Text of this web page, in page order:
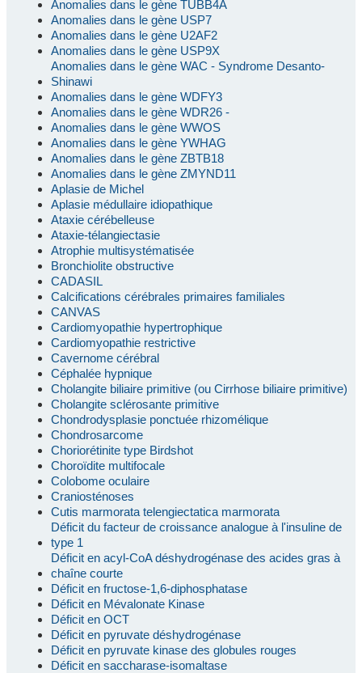
Anomalies dans le gène TUBB4A
Anomalies dans le gène USP7
Anomalies dans le gène U2AF2
Anomalies dans le gène USP9X
Anomalies dans le gène WAC - Syndrome Desanto-
Shinawi
Anomalies dans le gène WDFY3
Anomalies dans le gène WDR26 -
Anomalies dans le gène WWOS
Anomalies dans le gène YWHAG
Anomalies dans le gène ZBTB18
Anomalies dans le gène ZMYND11
Aplasie de Michel
Aplasie médullaire idiopathique
Ataxie cérébelleuse
Ataxie-télangiectasie
Atrophie multisystématisée
Bronchiolite obstructive
CADASIL
Calcifications cérébrales primaires familiales
CANVAS
Cardiomyopathie hypertrophique
Cardiomyopathie restrictive
Cavernome cérébral
Céphalée hypnique
Cholangite biliaire primitive (ou Cirrhose biliaire primitive)
Cholangite sclérosante primitive
Chondrodysplasie ponctuée rhizomélique
Chondrosarcome
Choriorétinite type Birdshot
Choroïdite multifocale
Colobome oculaire
Craniosténoses
Cutis marmorata telengiectatica marmorata
Déficit du facteur de croissance analogue à l'insuline de
type 1
Déficit en acyl-CoA déshydrogénase des acides gras à
chaîne courte
Déficit en fructose-1,6-diphosphatase
Déficit en Mévalonate Kinase
Déficit en OCT
Déficit en pyruvate déshydrogénase
Déficit en pyruvate kinase des globules rouges
Déficit en saccharase-isomaltase